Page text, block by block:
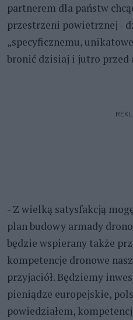
partnerem dla państw
przestrzeni powietrznej -
„specyficznemu,
bronić dzisiaj i jutro przed
- Z wielką satysfakcją
plan budowy armady
będzie wspierany także
kompetencje dronowe
przyjaciół. Będziemy
pieniądze europejskie,
powiedziałem,